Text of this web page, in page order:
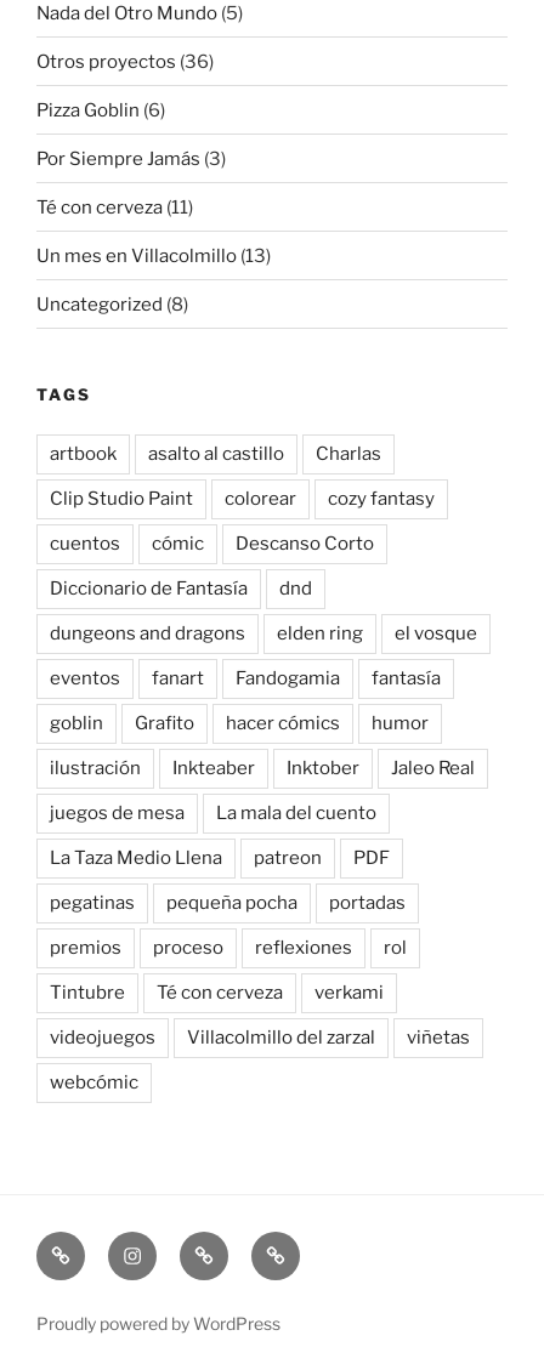
Nada del Otro Mundo (5)
Otros proyectos (36)
Pizza Goblin (6)
Por Siempre Jamás (3)
Té con cerveza (11)
Un mes en Villacolmillo (13)
Uncategorized (8)
TAGS
artbook asalto al castillo Charlas
Clip Studio Paint colorear cozy fantasy
cuentos cómic Descanso Corto
Diccionario de Fantasía dnd
dungeons and dragons elden ring el vosque
eventos fanart Fandogamia fantasía
goblin Grafito hacer cómics humor
ilustración Inkteaber Inktober Jaleo Real
juegos de mesa La mala del cuento
La Taza Medio Llena patreon PDF
pegatinas pequeña pocha portadas
premios proceso reflexiones rol
Tintubre Té con cerveza verkami
videojuegos Villacolmillo del zarzal viñetas
webcómic
NewsletterInstagramBluesky Patreon
Proudly powered by WordPress